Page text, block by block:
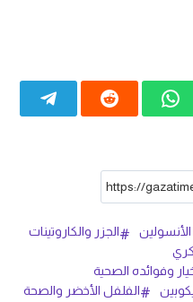
الجزر والكاروتينات
وفوائده الصحية
الفلفل الأخضر والصحة